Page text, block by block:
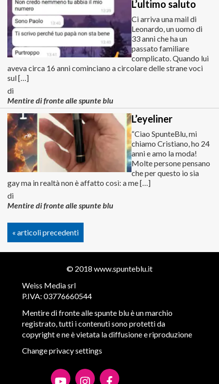
L’ultimo saluto
Ci arriva una mail di
Leonardo, un uomo di
33 anni che ha un
passato familiare
complicato. Quando lui
aveva circa 16 anni cominciano a circolare delle strane voci
sul […]
di
Mentire di fronte alle spunte blu
L’eyeliner
“Ciao SpunteBlu, mi
chiamo Cristiano, ho 24
anni e amo la moda!
Molte persone pensano
che per questo io sia
gay ma in realtà non è affatto così: a me […]
di
Mentire di fronte alle spunte blu
« articoli precedenti
© 2018 www.spunteblu.it
Weiss Media srl
P.IVA: 03776660544
Mentire di fronte alle spunte blu è un marchio
registrato, tutti i contenuti sono protetti da
copyright e ne è vietata la diffusione e riproduzione
Change privacy settings